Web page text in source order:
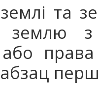
та
землю з
або